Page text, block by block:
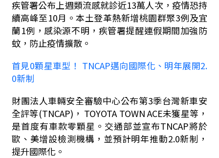
疾管署公布上週類流感就診近13萬人次，疫情恐持
續高峰至10月。本土登革熱新增桃園群聚3例及宜
蘭1例，感染源不明，疾管署提醒連假期間加強防
蚊，防止疫情擴散。
首見0顆星車型！ TNCAP邁向國際化、明年展開2.
0新制
財團法人車輛安全審驗中心公布第3季台灣新車安
全評等(TNCAP) ， TOYOTA TOWN ACE未獲星等，
是首度有車款零顆星。交通部並宣布TNCAP將於
歐、美增設檢測機構，並預計明年推動2.0新制，
提升國際化。